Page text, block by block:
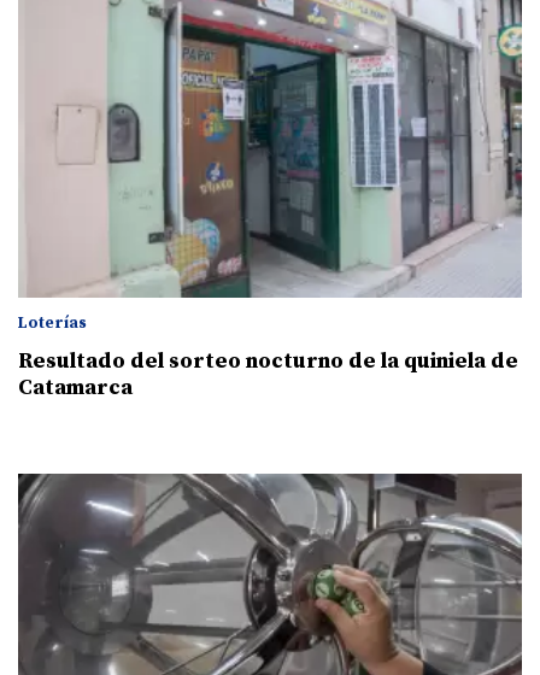
Loterías
Resultado del sorteo nocturno de la quiniela de
Catamarca